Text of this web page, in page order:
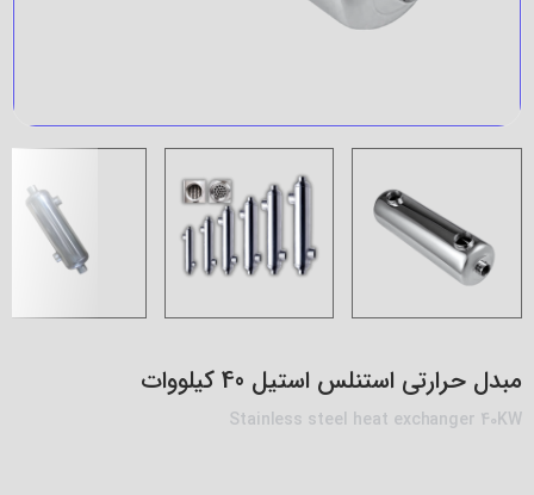
مبدل حرارتی استنلس استیل 40 کیلووات
Stainless steel heat exchanger 40KW